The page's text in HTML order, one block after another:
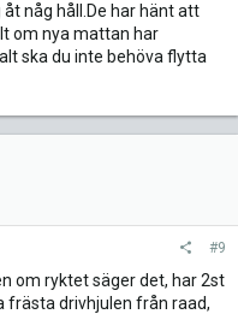
någ håll.De har hänt att
om nya mattan har
ska du inte behöva flytta
#9
om ryktet säger det, har 2st
frästa drivhjulen från raad,